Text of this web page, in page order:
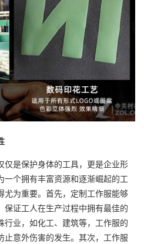
仅是保护身体的工具，更是企业形
一个拥有丰富资源和逐渐崛起的工
尤为重要。首先，定制工作服能够
证工人在生产过程中拥有最佳的
行业，如化工、建筑等，工作服的
止意外伤害的发生。其次，工作服